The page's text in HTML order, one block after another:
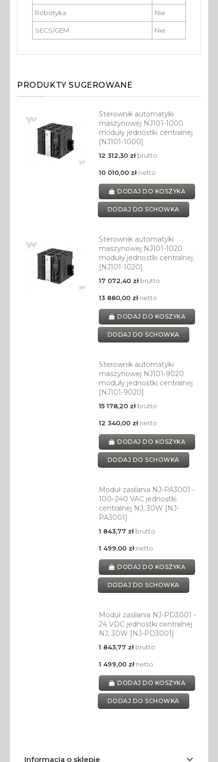
Robotyka Nie
SECS/GEM Nie
PRODUKTY SUGEROWANE
Sterownik automatyki
maszynowej NJ101-1000
moduły jednostki centralnej
[NJ101-1000]
12 312,30 złbrutto
10 010,00 złnetto
DODAJ DO KOSZYKA
DODAJ DO SCHOWKA
Sterownik automatyki
maszynowej NJ101-1020
moduły jednostki centralnej.
[NJ101-1020]
17 072,40 złbrutto
13 880,00 złnetto
DODAJ DO KOSZYKA
DODAJ DO SCHOWKA
Sterownik automatyki
maszynowej NJ101-9020
moduły jednostki centralnej
[NJ101-9020]
15 178,20 złbrutto
12 340,00 złnetto
DODAJ DO KOSZYKA
DODAJ DO SCHOWKA
Moduł zasilania NJ-PA3001 -
100–240 VAC jednostki
centralnej NJ, 30W [NJ-
PA3001]
1 843,77 złbrutto
1 499,00 złnetto
DODAJ DO KOSZYKA
DODAJ DO SCHOWKA
Moduł zasilania NJ-PD3001 -
24 VDC jednostki centralnej
NJ, 30W [NJ-PD3001]
1 843,77 złbrutto
1 499,00 złnetto
DODAJ DO KOSZYKA
DODAJ DO SCHOWKA
Informacja o sklepie